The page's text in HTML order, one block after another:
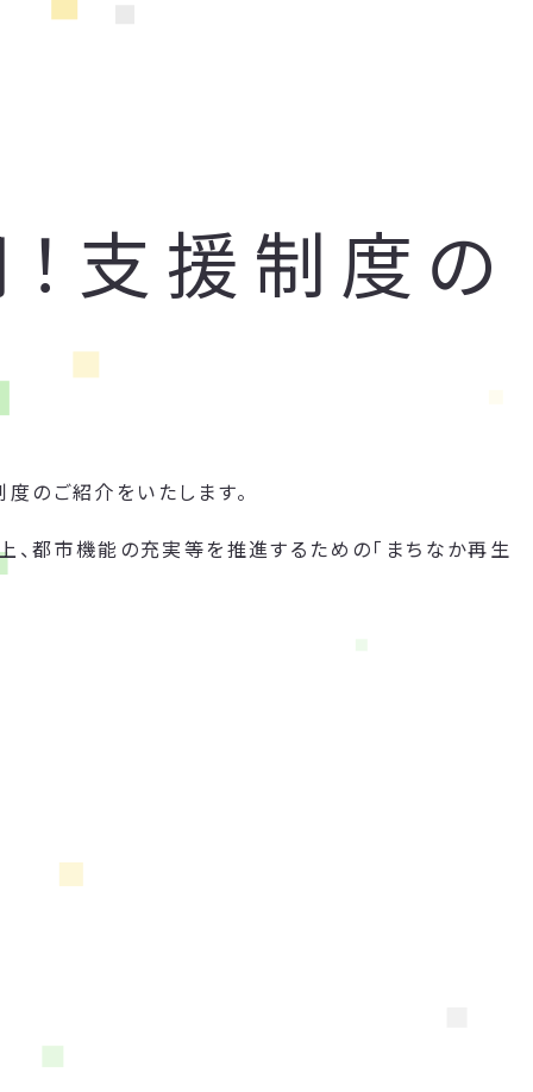
支援制度の
のご紹介をいたします。
、都市機能の充実等を推進するための「まちなか再生